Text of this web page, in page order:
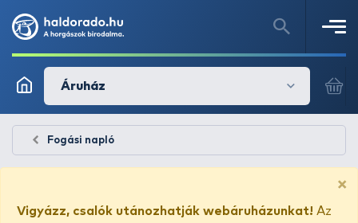
Áruház
Fogási napló
×
Vigyázz, csalók utánozhatják webáruházunkat! Az